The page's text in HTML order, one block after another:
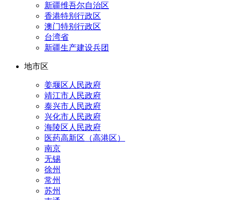
新疆维吾尔自治区
香港特别行政区
澳门特别行政区
台湾省
新疆生产建设兵团
地市区
姜堰区人民政府
靖江市人民政府
泰兴市人民政府
兴化市人民政府
海陵区人民政府
医药高新区（高港区）
南京
无锡
徐州
常州
苏州